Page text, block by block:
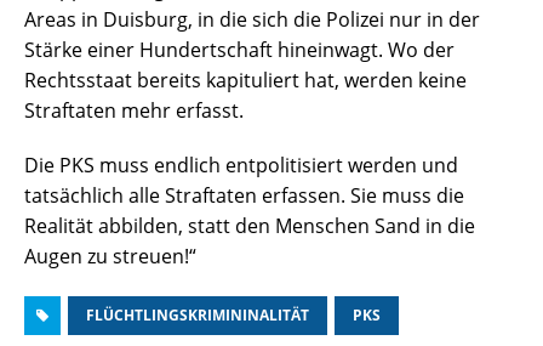
Areas in Duisburg, in die sich die Polizei nur in der
Stärke einer Hundertschaft hineinwagt. Wo der
Rechtsstaat bereits kapituliert hat, werden keine
Straftaten mehr erfasst.
Die PKS muss endlich entpolitisiert werden und
tatsächlich alle Straftaten erfassen. Sie muss die
Realität abbilden, statt den Menschen Sand in die
Augen zu streuen!“
FLÜCHTLINGSKRIMININALITÄT PKS